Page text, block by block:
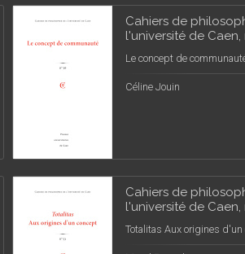
Cahiers de
l'université de Caen,
Le concept de
Céline Jouin
Cahiers de
l'université de Caen,
Totalitas Aux origines d'un